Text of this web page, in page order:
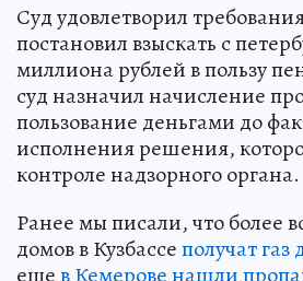
Суд удовлетворил
постановил взыскать с
миллиона рублей в пользу
суд назначил начисление
пользование деньгами до
исполнения решения,
контроле надзорного органа.
Ранее мы писали, что более
домов в Кузбассеполучат газ
ещев Кемерове нашли